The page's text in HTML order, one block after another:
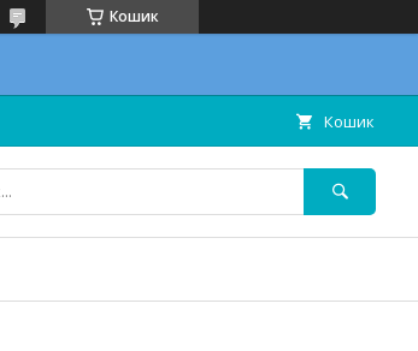
Кошик
Кошик